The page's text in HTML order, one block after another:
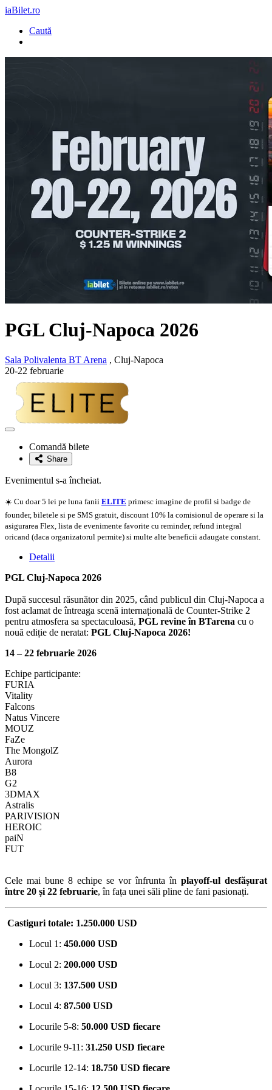
iaBilet.ro
Caută
PGL Cluj-Napoca 2026
Sala Polivalenta BT Arena , Cluj-Napoca
20-22 februarie
Adaugă
favoriteComandă bilete
Share
Evenimentul s-a încheiat.
☀️ Cu doar 5 lei pe luna fanii ELITE primesc imagine de profil si badge de
founder, biletele si pe SMS gratuit, discount 10% la comisionul de operare si la
asigurarea Flex, lista de evenimente favorite cu reminder, refund integral
oricand (daca organizatorul permite) si multe alte beneficii adaugate constant.
Detalii
PGL Cluj-Napoca 2026
După succesul răsunător din 2025, când publicul din Cluj-Napoca a
fost aclamat de întreaga scenă internațională de Counter-Strike 2
pentru atmosfera sa spectaculoasă, PGL revine în BTarena cu o
nouă ediție de neratat: PGL Cluj-Napoca 2026!
14 – 22 februarie 2026
Echipe participante:
FURIA
Vitality
Falcons
Natus Vincere
MOUZ
FaZe
The MongolZ
Aurora
B8
G2
3DMAX
Astralis
PARIVISION
HEROIC
paiN
FUT
Cele mai bune 8 echipe se vor înfrunta în playoff-ul desfășurat
între 20 și 22 februarie, în fața unei săli pline de fani pasionați.
Castiguri totale: 1.250.000 USD
Locul 1: 450.000 USD
Locul 2: 200.000 USD
Locul 3: 137.500 USD
Locul 4: 87.500 USD
Locurile 5-8: 50.000 USD fiecare
Locurile 9-11: 31.250 USD fiecare
Locurile 12-14: 18.750 USD fiecare